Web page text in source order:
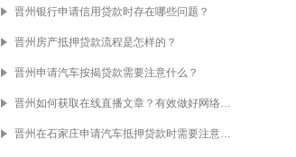
晋州银行申请信用贷款时存在哪些问题？
晋州房产抵押贷款流程是怎样的？
晋州申请汽车按揭贷款需要注意什么？
晋州如何获取在线直播文章？有效做好网络文化管理的办法许可证
晋州在石家庄申请汽车抵押贷款时需要注意以下问题